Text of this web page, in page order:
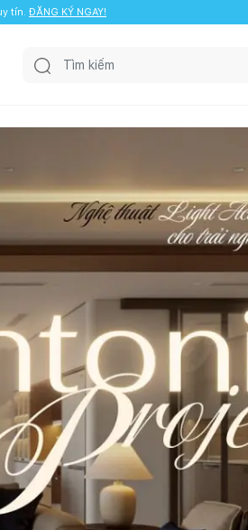
tín. ĐĂNG KÝ NGAY!